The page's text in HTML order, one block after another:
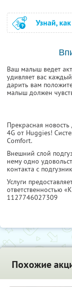
Узнай,
Ваш малыш ведет
удивляет вас
дарить вам
малыш должен
Прекрасная
4G от Huggies!
Comfort.
Внешний слой
нему одно
контакта с
Услуги
ответственностью
1127746027309
Похожие